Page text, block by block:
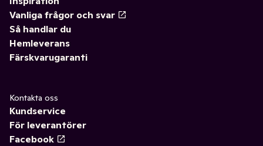
Vanliga frågor och svar
Så handlar du
Hemleverans
Färskvarugaranti
Kontakta oss
Kundservice
För leverantörer
Facebook